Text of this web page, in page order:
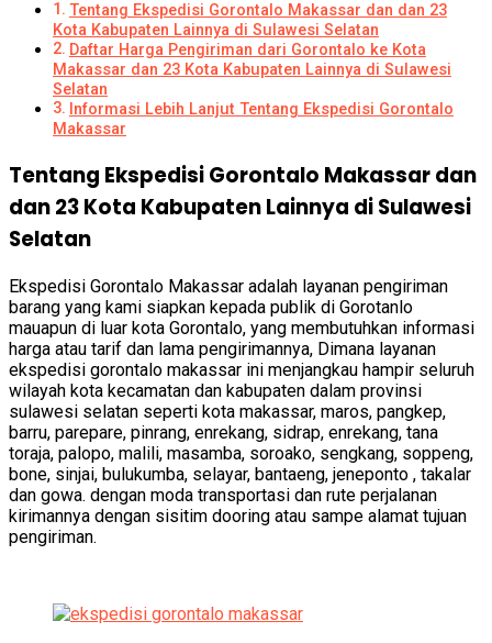
Tentang Ekspedisi Gorontalo Makassar dan dan 23
Kota Kabupaten Lainnya di Sulawesi Selatan
Daftar Harga Pengiriman dari Gorontalo ke Kota
Makassar dan 23 Kota Kabupaten Lainnya di Sulawesi
Selatan
Informasi Lebih Lanjut Tentang Ekspedisi Gorontalo
Makassar
Tentang Ekspedisi Gorontalo Makassar dan
dan 23 Kota Kabupaten Lainnya di Sulawesi
Selatan
Ekspedisi Gorontalo Makassar adalah layanan pengiriman
barang yang kami siapkan kepada publik di Gorotanlo
mauapun di luar kota Gorontalo, yang membutuhkan informasi
harga atau tarif dan lama pengirimannya, Dimana layanan
ekspedisi gorontalo makassar ini menjangkau hampir seluruh
wilayah kota kecamatan dan kabupaten dalam provinsi
sulawesi selatan seperti kota makassar, maros, pangkep,
barru, parepare, pinrang, enrekang, sidrap, enrekang, tana
toraja, palopo, malili, masamba, soroako, sengkang, soppeng,
bone, sinjai, bulukumba, selayar, bantaeng, jeneponto , takalar
dan gowa. dengan moda transportasi dan rute perjalanan
kirimannya dengan sisitim dooring atau sampe alamat tujuan
pengiriman.